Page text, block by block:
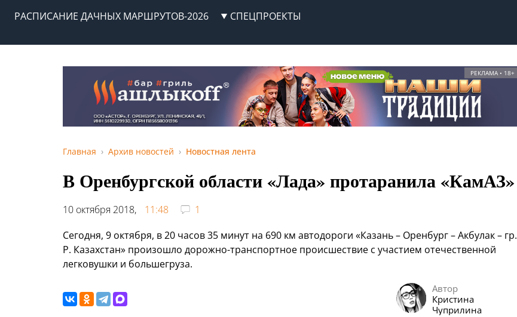
РАСПИСАНИЕ ДАЧНЫХ МАРШРУТОВ-2026
СПЕЦПРОЕКТЫ
РЕКЛАМА • 18+
Главная Архив новостей Новостная лента
В Оренбургской области «Лада» протаранила «КамАЗ»
10 октября 2018, 11:48
1
Сегодня, 9 октября, в 20 часов 35 минут на 690 км автодороги «Казань – Оренбург – Акбулак – гр.
Р. Казахстан» произошло дорожно-транспортное происшествие с участием отечественной
легковушки и большегруза.
Автор
Кристина
Чуприлина